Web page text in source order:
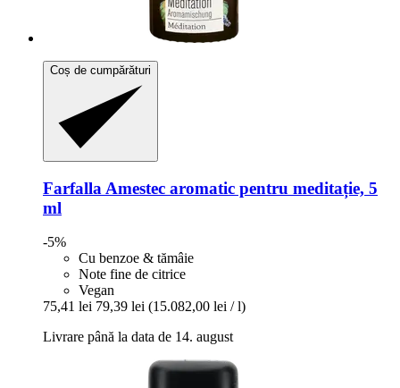
Coș de cumpărături
Farfalla Amestec aromatic pentru meditație, 5
ml
-5%
Cu benzoe & tămâie
Note fine de citrice
Vegan
75,41 lei 79,39 lei (15.082,00 lei / l)
Livrare până la data de 14. august